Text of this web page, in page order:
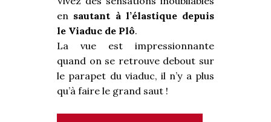
en sautant à l’élastique depuis
le Viaduc de Plô.
La vue est impressionnante
quand on se retrouve debout sur
le parapet du viaduc, il n’y a plus
qu’à faire le grand saut !